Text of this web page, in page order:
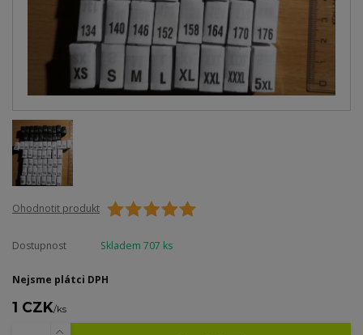
Ohodnotit produkt
Dostupnost Skladem 707 ks
Nejsme plátci DPH
1 CZK/ks